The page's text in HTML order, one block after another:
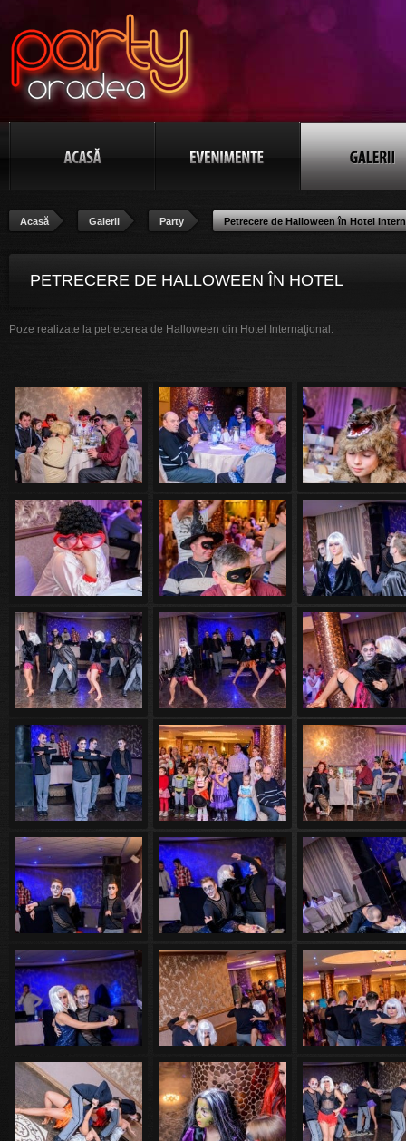
Acasă Galerii Party Petrecere de Halloween în Hotel
PETRECERE DE HALLOWEEN ÎN HOTEL
Poze realizate la petrecerea de Halloween din Hotel Internaţional.